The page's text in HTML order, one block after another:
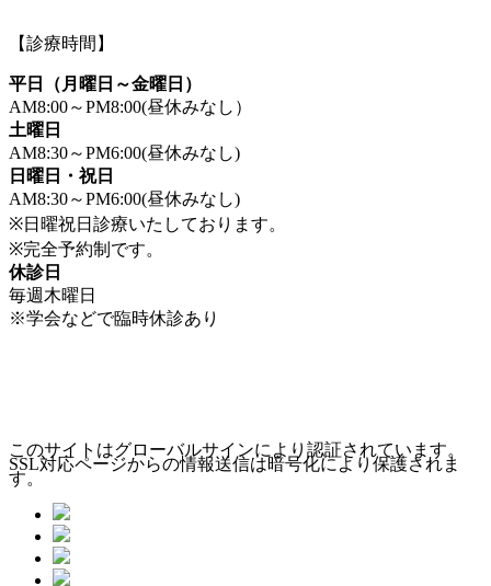
【診療時間】
平日（月曜日～金曜日）
AM8:00～PM8:00(昼休みなし）
土曜日
AM8:30～PM6:00(昼休みなし)
日曜日・祝日
AM8:30～PM6:00(昼休みなし)
※日曜祝日診療いたしております。
※完全予約制です。
休診日
毎週木曜日
※学会などで臨時休診あり
このサイトはグローバルサインにより認証されています。
SSL対応ページからの情報送信は暗号化により保護されま
す。